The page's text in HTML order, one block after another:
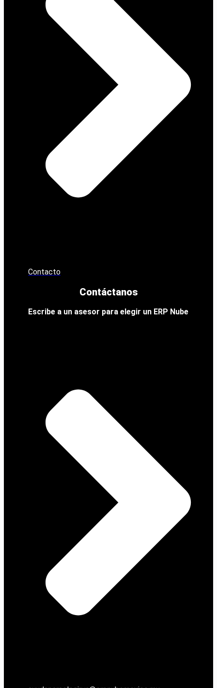
Contacto
Contáctanos
Escribe a un asesor para elegir un ERP Nube